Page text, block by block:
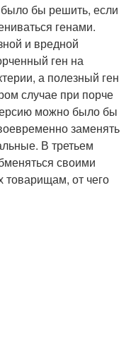
бы решить, если
генами.
и вредной
ген на
а полезный ген
случае при порче
можно было бы
заменять
В третьем
своими
товарищам, от чего